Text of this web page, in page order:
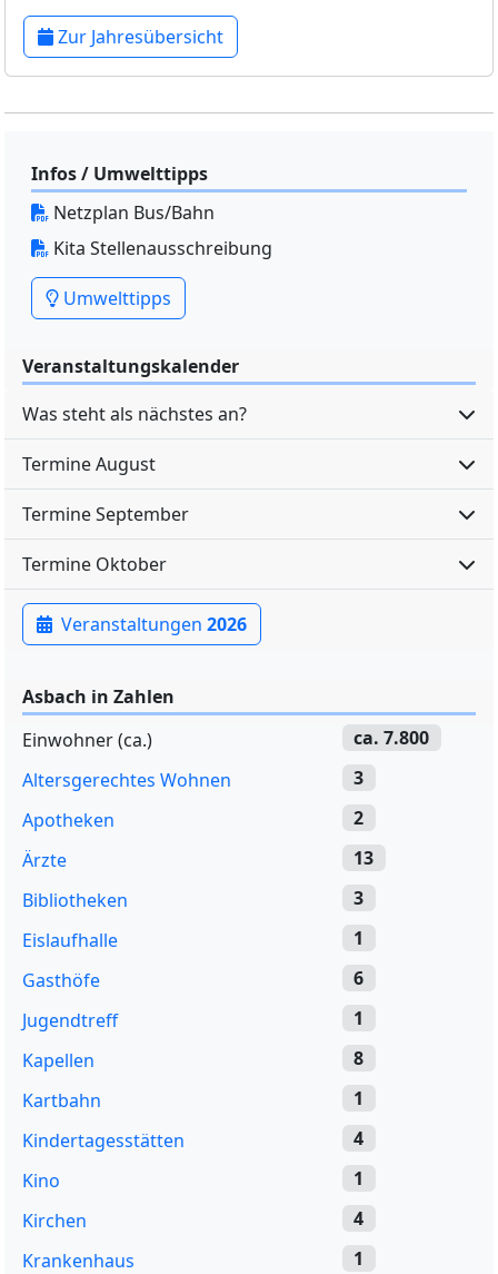
Zur Jahresübersicht
Infos / Umwelttipps
Netzplan Bus/Bahn
Kita Stellenausschreibung
Umwelttipps
Veranstaltungskalender
Was steht als nächstes an?
Termine August
Termine September
Termine Oktober
Veranstaltungen 2026
Asbach in Zahlen
Einwohner (ca.)
ca. 7.800
Altersgerechtes Wohnen
3
Apotheken
2
Ärzte
13
Bibliotheken
3
Eislaufhalle
1
Gasthöfe
6
Jugendtreff
1
Kapellen
8
Kartbahn
1
Kindertagesstätten
4
Kino
1
Kirchen
4
Krankenhaus
1